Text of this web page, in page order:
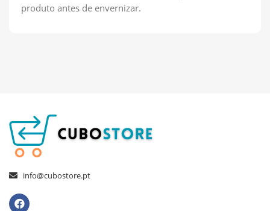
produto antes de envernizar.
info@cubostore.pt